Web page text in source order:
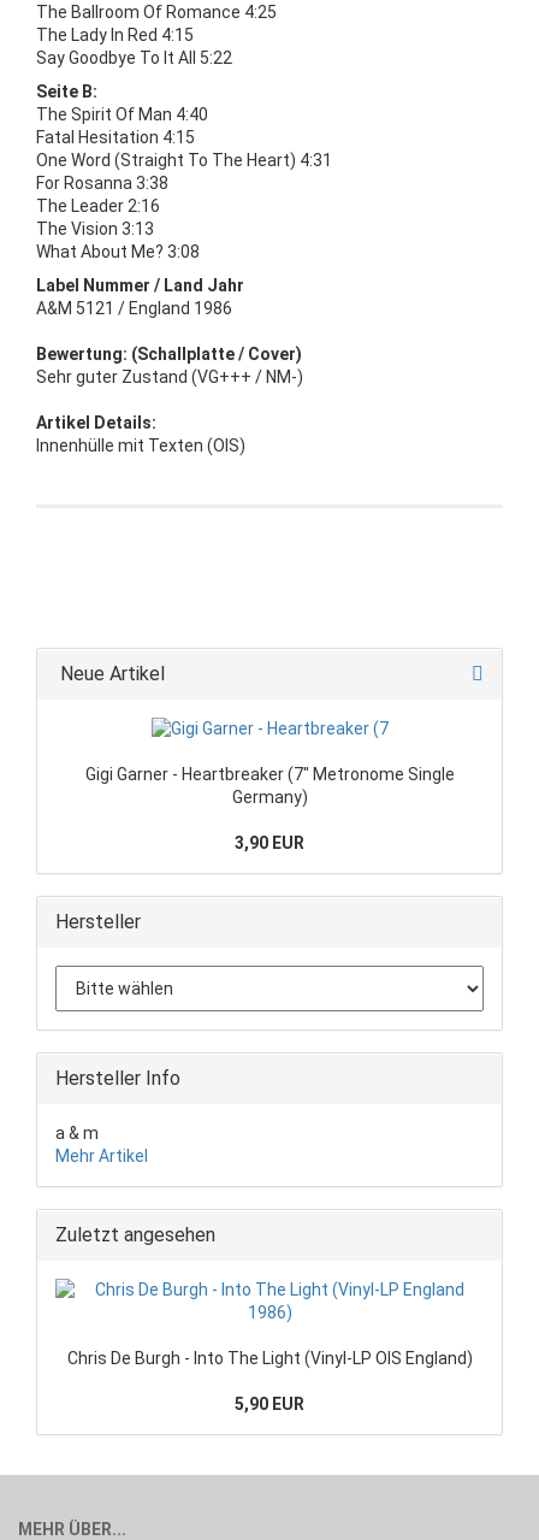
The Ballroom Of Romance 4:25
The Lady In Red 4:15
Say Goodbye To It All 5:22
Seite B:
The Spirit Of Man 4:40
Fatal Hesitation 4:15
One Word (Straight To The Heart) 4:31
For Rosanna 3:38
The Leader 2:16
The Vision 3:13
What About Me? 3:08
Label Nummer / Land Jahr
A&M 5121 / England 1986
Bewertung: (Schallplatte / Cover)
Sehr guter Zustand (VG+++ / NM-)
Artikel Details:
Innenhülle mit Texten (OIS)
Neue Artikel
Gigi Garner - Heartbreaker (7" Metronome Single
Germany)
3,90 EUR
Hersteller
Hersteller Info
a & m
Mehr Artikel
Zuletzt angesehen
Chris De Burgh - Into The Light (Vinyl-LP OIS England)
5,90 EUR
MEHR ÜBER...